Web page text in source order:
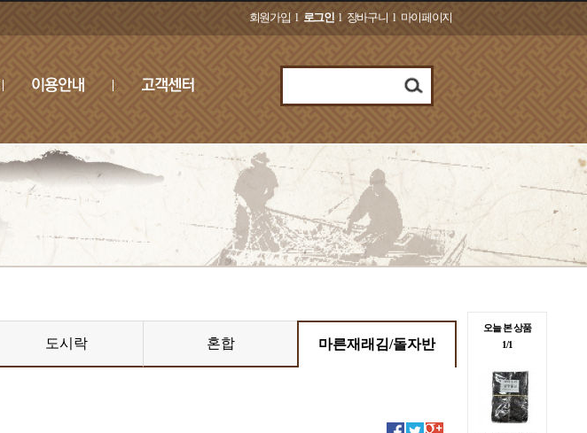
마이페이지
l
장바구니
l
로그인
l
회원가입
오늘 본 상품
1/1
도시락 혼합 마른재래김/돌자반